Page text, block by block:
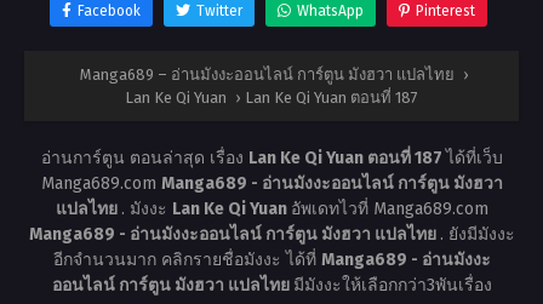
Facebook Twitter WhatsApp Pinterest
Manga689 – อ่านมังงะออนไลน์ การ์ตูน มังฮวา แปลไทย ›
Lan Ke Qi Yuan › Lan Ke Qi Yuan ตอนที่ 187
อ่านการ์ตูน ตอนล่าสุด เรื่อง Lan Ke Qi Yuan ตอนที่ 187ได้ที่เว็บ
Manga689.com Manga689 - อ่านมังงะออนไลน์ การ์ตูน มังฮวา
แปลไทย . มังงะ Lan Ke Qi Yuan อัพเดทไวที่ Manga689.com
Manga689 - อ่านมังงะออนไลน์ การ์ตูน มังฮวา แปลไทย . ยังมีมังงะ
อีกจำนวนมาก คลิกรายชื่อมังงะ ได้ที่ Manga689 - อ่านมังงะ
ออนไลน์ การ์ตูน มังฮวา แปลไทย มีมังงะให้เลือกกว่า3พันเรื่อง